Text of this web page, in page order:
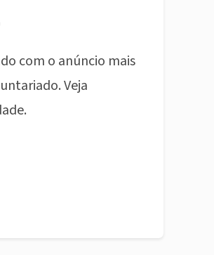
com o anúncio mais
Veja